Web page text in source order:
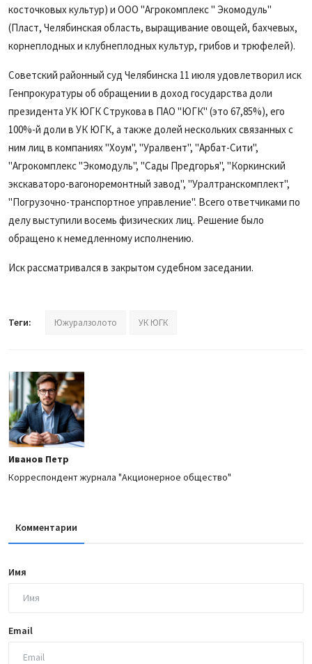
косточковых культур) и ООО "Агрокомплекс " Экомодуль"
(Пласт, Челябинская область, выращивание овощей, бахчевых,
корнеплодных и клубнеплодных культур, грибов и трюфелей).
Советский районный суд Челябинска 11 июля удовлетворил иск
Генпрокуратуры об обращении в доход государства доли
президента УК ЮГК Струкова в ПАО "ЮГК" (это 67,85%), его
100%-й доли в УК ЮГК, а также долей нескольких связанных с
ним лиц в компаниях "Хоум", "Уралвент", "Арбат-Сити",
"Агрокомплекс "Экомодуль", "Сады Предгорья", "Коркинский
экскаваторо-вагоноремонтный завод", "Уралтранскомплект",
"Погрузочно-транспортное управление". Всего ответчиками по
делу выступили восемь физических лиц. Решение было
обращено к немедленному исполнению.
Иск рассматривался в закрытом судебном заседании.
Теги: Южуралзолото УК ЮГК
Иванов Петр
Корреспондент журнала "Акционерное общество"
Комментарии
Имя
Email